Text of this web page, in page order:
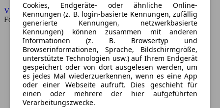
VW
Forum
Cookies, Endgeräte- oder ähnliche Online-
Kennungen (z. B. login-basierte Kennungen, zufällig
generierte Kennungen, netzwerkbasierte
Kennungen) können zusammen mit anderen
Informationen (z. B. Browsertyp und
Browserinformationen, Sprache, Bildschirmgröße,
unterstützte Technologien usw.) auf Ihrem Endgerät
gespeichert oder von dort ausgelesen werden, um
es jedes Mal wiederzuerkennen, wenn es eine App
oder einer Webseite aufruft. Dies geschieht für
einen oder mehrere der hier aufgeführten
Verarbeitungszwecke.